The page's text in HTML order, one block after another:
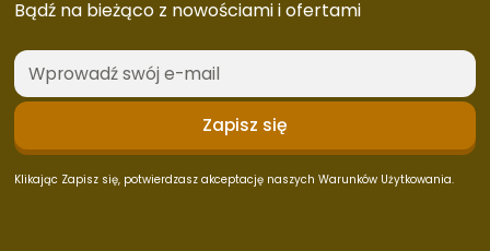
Bądź na bieżąco z nowościami i ofertami
Klikając Zapisz się, potwierdzasz akceptację naszych Warunków Użytkowania.